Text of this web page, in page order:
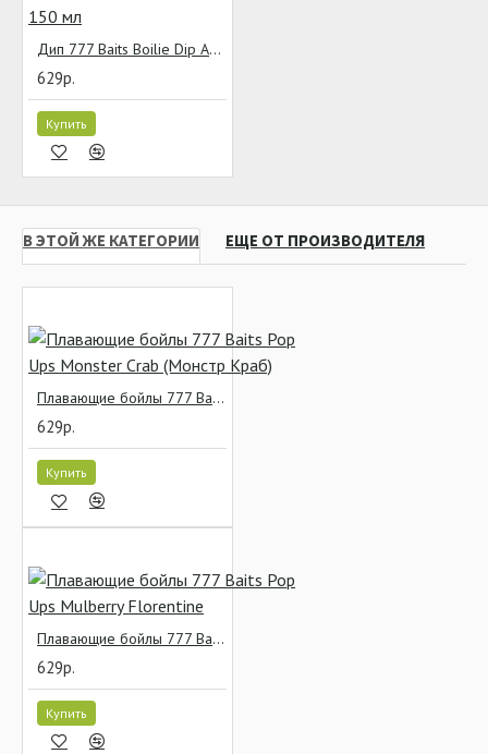
Дип 777 Baits Boilie Dip Ананас 150 мл
629р.
Купить
В ЭТОЙ ЖЕ КАТЕГОРИИ ЕЩЕ ОТ ПРОИЗВОДИТЕЛЯ
Плавающие бойлы 777 Baits Pop Ups Monster Crab (Монстр Краб)
629р.
Купить
Плавающие бойлы 777 Baits Pop Ups Mulberry Florentine
629р.
Купить